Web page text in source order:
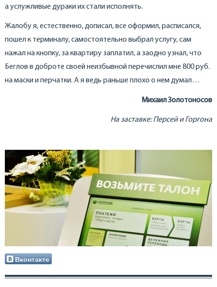
а услужливые дураки их стали исполнять.
Жалобу я, естественно, дописал, все оформил, расписался,
пошел к терминалу, самостоятельно выбрал услугу, сам
нажал на кнопку, за квартиру заплатил, а заодно узнал, что
Беглов в доброте своей неизбывной перечислил мне 800 руб.
на маски и перчатки. А я ведь раньше плохо о нем думал…
Михаил Золотоносов
На заставке: Персей и Горгона
Вконтакте